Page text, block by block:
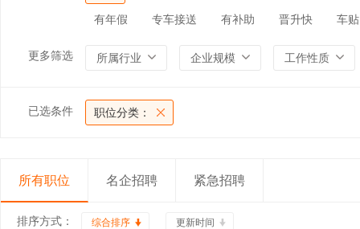
有年假 专车接送 有补助 晋升快 车贴
更多筛选 所属行业 企业规模 工作性质
已选条件 职位分类：
所有职位 名企招聘 紧急招聘
排序方式： 综合排序 更新时间